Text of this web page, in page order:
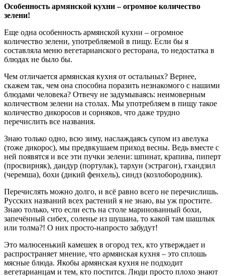
Особенность армянской кухни – огромное количество
зелени!
Еще одна особенность армянской кухни – огромное
количество зелени, употребляемой в пищу. Если бы я
составляла меню вегетарианского ресторана, то недостатка в
блюдах не было бы.
Чем отличается армянская кухня от остальных? Вернее,
скажем так, чем она способна поразить незнакомого с нашими
блюдами человека? Отвечу не задумываясь: неимоверным
количеством зелени на столах. Мы употребляем в пищу такое
количество дикоросов и сорняков, что даже трудно
перечислить все названия.
Знаю только одно, всю зиму, наслаждаясь супом из авелука
(тоже дикорос), мы предвкушаем приход весны. Ведь вместе с
ней появятся и все эти пучки зелени: шпинат, крапива, пиперт
(просвирняк), дандур (портулак), тархун (эстрагон), гхандзил
(черемша), бохи (дикий фенхель), синдз (козлобородник).
Перечислять можно долго, и всё равно всего не перечислишь.
Русских названий всех растений я не знаю, вы уж простите.
Знаю только, что если есть на столе маринованный бохи,
запечённый сибех, соленье из шушана, то какой там шашлык
или толма?! О них просто-напросто забудут!
Это малюсенький камешек в огород тех, кто утверждает и
распространяет мнение, что армянская кухня – это сплошь
мясные блюда. Якобы армянская кухня не подходит
вегетарианцам и тем, кто постится. Люди просто плохо знают